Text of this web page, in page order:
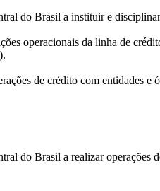
do Brasil a instituir e
operacionais da linha de
de crédito com entidades e
do Brasil a realizar operações